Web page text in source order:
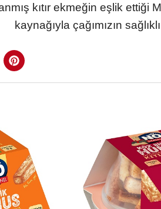
kıtır ekmeğin eşlik
kaynağıyla çağımızın